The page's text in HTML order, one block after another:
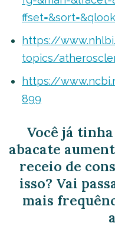
https://
topics/
https://
899
Você já
abacate
receio de
isso? Vai
mais